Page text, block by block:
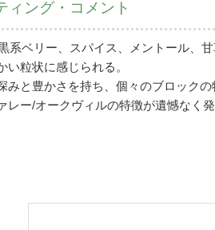
ィング・コメント
系ベリー、スパイス、メントール、
い粒状に感じられる。
みと豊かさを持ち、個々のブロック
レー/オークヴィルの特徴が遺憾なく